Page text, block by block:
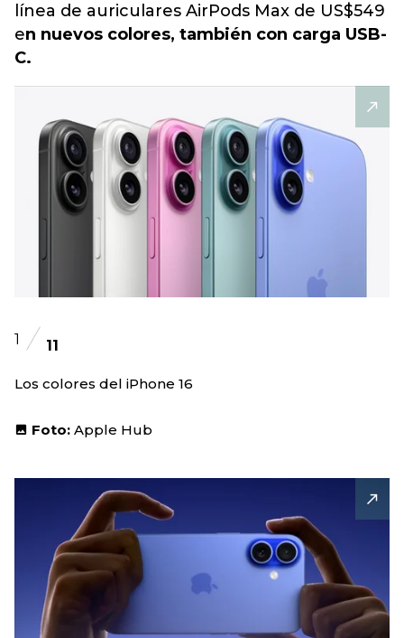
línea de auriculares AirPods Max de US$549
en nuevos colores, también con carga USB-
C.
1 11
Los colores del iPhone 16
Foto: Apple Hub